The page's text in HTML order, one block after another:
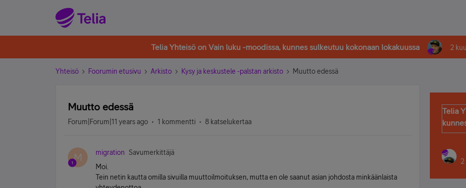
Telia Yhteisö on Vain luku -moodissa, kunnes sulkeutuu kokonaan lokakuussa 2
Yhteisö Foorumin etusivu Arkisto Kysy ja keskustele -palstan arkisto Muutto edessä
Muutto edessä
Forum|Forum|11 years ago 1 kommentti 8 katselukertaa
M migration
Savumerkittäjä
Moi.
Tein netin kautta omilla sivuilla muuttoilmoituksen, mutta en ole saanut asian johdosta minkäänlaista
Telia